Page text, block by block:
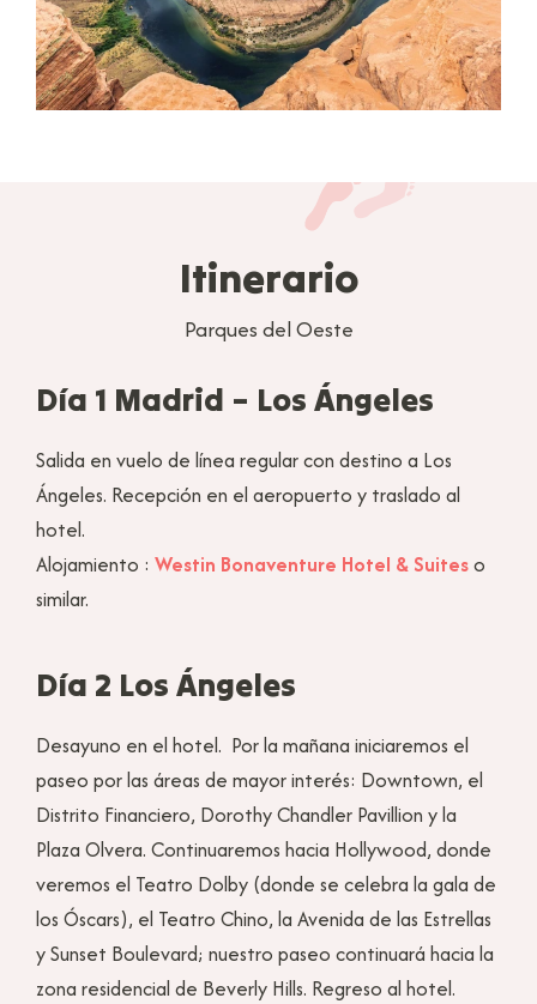
Itinerario
Parques del Oeste
Día 1 Madrid – Los Ángeles
Salida en vuelo de línea regular con destino a Los
Ángeles. Recepción en el aeropuerto y traslado al
hotel.
Alojamiento : Westin Bonaventure Hotel & Suiteso
similar.
Día 2 Los Ángeles
Desayuno en el hotel. Por la mañana iniciaremos el
paseo por las áreas de mayor interés: Downtown, el
Distrito Financiero, Dorothy Chandler Pavillion y la
Plaza Olvera. Continuaremos hacia Hollywood, donde
veremos el Teatro Dolby (donde se celebra la gala de
los Óscars), el Teatro Chino, la Avenida de las Estrellas
y Sunset Boulevard; nuestro paseo continuará hacia la
zona residencial de Beverly Hills. Regreso al hotel.